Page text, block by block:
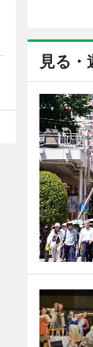
見る・